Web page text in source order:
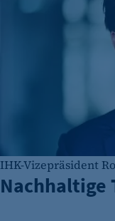
IHK-Vizepräsident
Nachhaltige